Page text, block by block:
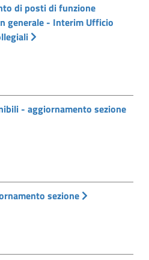
di posti di funzione
generale - Interim Ufficio
- aggiornamento sezione
sezione